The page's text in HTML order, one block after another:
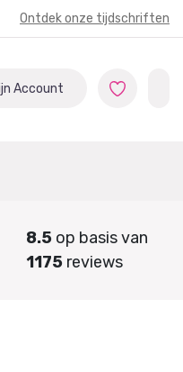
Ontdek onze tijdschriften
Account
8.5op basis van
1175reviews